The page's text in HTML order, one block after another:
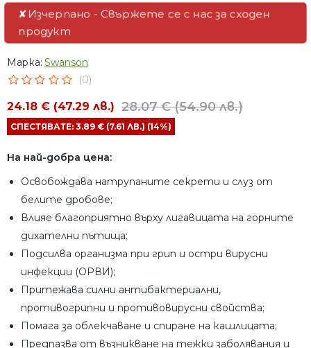
✘Изчерпано - Свържете се с нас за сходен
продукт
Марка: Swanson
(0)
24.18 € (47.29 лв.) 28.07 € (54.90 лв.)
СПЕСТЯВАТЕ: 3.89 € (7.61 ЛВ.) (14%)
На най-добра цена:
Освобождава натрупаните секрети и слуз от
белите дробове;
Влияе благоприятно върху лигавицата на горните
дихателни пътища;
Подсилва организма при грип и остри вирусни
инфекции (ОРВИ);
Притежава силни антибактериални,
противогрипни и противовирусни свойства;
Помага за облекчаване и спиране на кашлицата;
Предпазва от възникване на тежки заболявания и